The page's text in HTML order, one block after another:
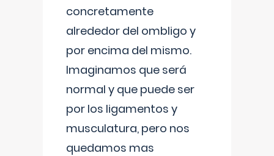
concretamente
alrededor del ombligo y
por encima del mismo.
Imaginamos que será
normal y que puede ser
por los ligamentos y
musculatura, pero nos
quedamos mas